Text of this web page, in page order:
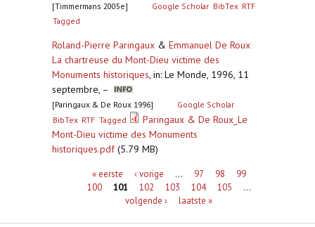
[Timmermans 2005e] Google Scholar BibTex RTF
Tagged
Roland-Pierre Paringaux & Emmanuel De Roux
La chartreuse du Mont-Dieu victime des
Monuments historiques, in: Le Monde, 1996, 11
septembre, –
[Paringaux & De Roux 1996]
Google Scholar
BibTex RTF Tagged
Paringaux & De Roux_Le
Mont-Dieu victime des Monuments
historiques.pdf(5.79 MB)
Pagina's« eerste ‹ vorige … 97 98
99
100
101 102 103 104 105
…
volgende ›
laatste »